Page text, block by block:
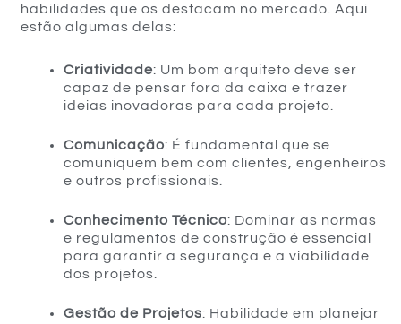
habilidades que os destacam no mercado. Aqui
estão algumas delas:
Criatividade: Um bom arquiteto deve ser
capaz de pensar fora da caixa e trazer
ideias inovadoras para cada projeto.
Comunicação: É fundamental que se
comuniquem bem com clientes, engenheiros
e outros profissionais.
Conhecimento Técnico: Dominar as normas
e regulamentos de construção é essencial
para garantir a segurança e a viabilidade
dos projetos.
Gestão de Projetos: Habilidade em planejar